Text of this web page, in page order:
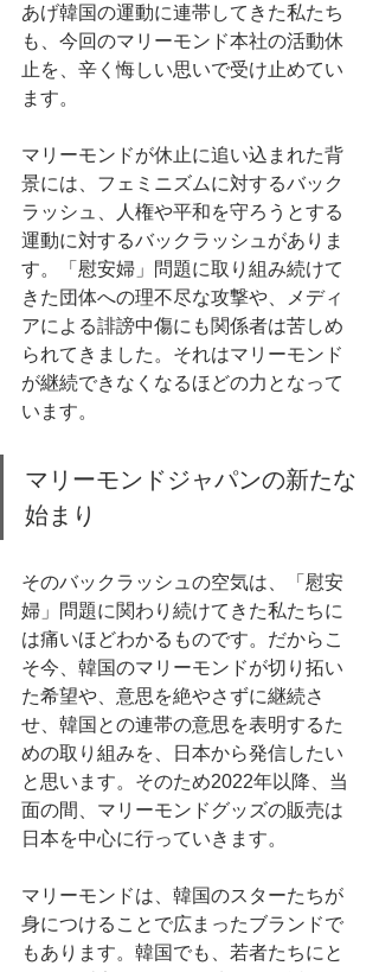
あげ韓国の運動に連帯してきた私たち
も、今回のマリーモンド本社の活動休
止を、辛く悔しい思いで受け止めてい
ます。
マリーモンドが休止に追い込まれた背
景には、フェミニズムに対するバック
ラッシュ、人権や平和を守ろうとする
運動に対するバックラッシュがありま
す。「慰安婦」問題に取り組み続けて
きた団体への理不尽な攻撃や、メディ
アによる誹謗中傷にも関係者は苦しめ
られてきました。それはマリーモンド
が継続できなくなるほどの力となって
います。
マリーモンドジャパンの新たな
始まり
そのバックラッシュの空気は、「慰安
婦」問題に関わり続けてきた私たちに
は痛いほどわかるものです。だからこ
そ今、韓国のマリーモンドが切り拓い
た希望や、意思を絶やさずに継続さ
せ、韓国との連帯の意思を表明するた
めの取り組みを、日本から発信したい
と思います。そのため2022年以降、当
面の間、マリーモンドグッズの販売は
日本を中心に行っていきます。
マリーモンドは、韓国のスターたちが
身につけることで広まったブランドで
もあります。韓国でも、若者たちにと